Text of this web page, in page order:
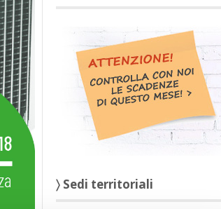
〉 Sedi territoriali